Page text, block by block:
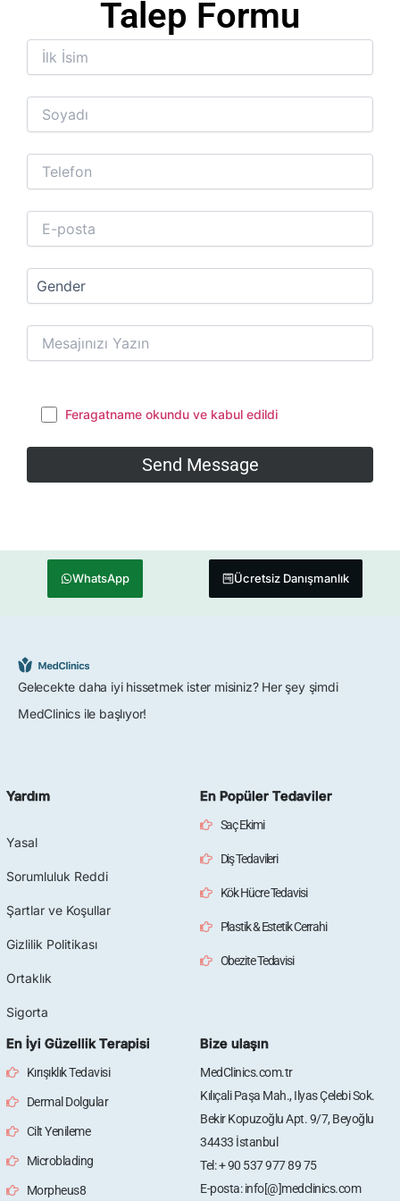
Talep Formu
Feragatname okundu ve kabul edildi
WhatsApp Ücretsiz Danışmanlık
Gelecekte daha iyi hissetmek ister misiniz? Her şey şimdi
MedClinics ile başlıyor!
Yardım
Yasal
Sorumluluk Reddi
Şartlar ve Koşullar
Gizlilik Politikası
Ortaklık
Sigorta
En Popüler Tedaviler
Saç Ekimi
Diş Tedavileri
Kök Hücre Tedavisi
Plastik & Estetik Cerrahi
Obezite Tedavisi
En İyi Güzellik Terapisi
Kırışıklık Tedavisi
Dermal Dolgular
Cilt Yenileme
Microblading
Morpheus8
Bize ulaşın
MedClinics.com.tr
Kılıçali Paşa Mah., Ilyas Çelebi Sok.
Bekir Kopuzoğlu Apt. 9/7, Beyoğlu
34433 İstanbul
Tel: + 90 537 977 89 75
E-posta: info[@]medclinics.com